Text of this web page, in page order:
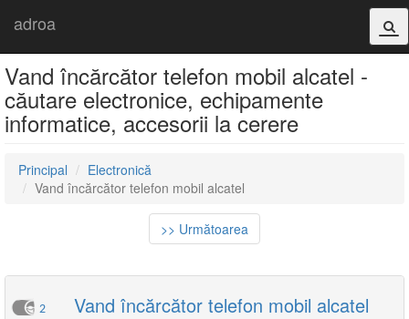
adroa
Vand încărcător telefon mobil alcatel -
căutare electronice, echipamente
informatice, accesorii la cerere
Principal
Electronică
Vand încărcător telefon mobil alcatel
>> Următoarea
2 Vand încărcător telefon mobil alcatel